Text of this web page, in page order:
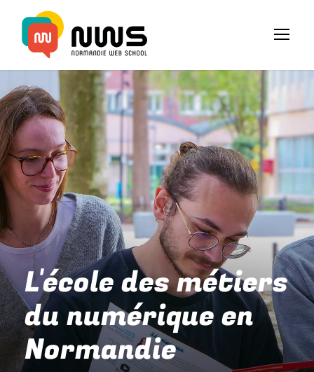
L'école des métiers
du numérique en
Normandie